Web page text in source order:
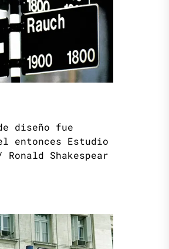
diseño fue
entonces Estudio
Shakespear